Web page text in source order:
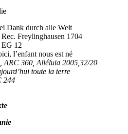
Dank durch alle Welt
Freylinghausen 1704
12
l’enfant nous est né
ARC 360, Alléluia 2005,32/20
toute la terre
244